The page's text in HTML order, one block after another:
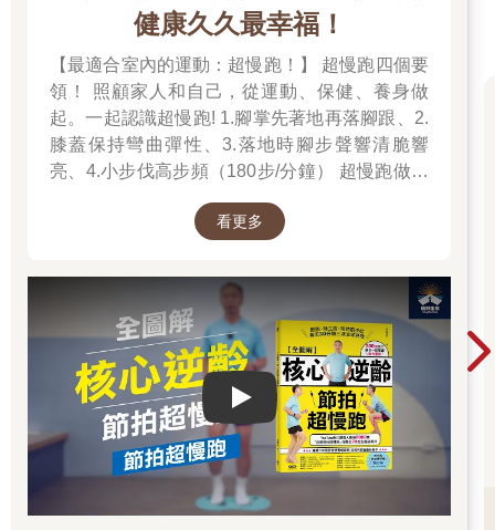
健康久久最幸福！
【最適合室內的運動：超慢跑！】 超慢跑四個要
領！ 照顧家人和自己，從運動、保健、養身做
起。一起認識超慢跑! 1.腳掌先著地再落腳跟、2.
膝蓋保持彎曲彈性、3.落地時腳步聲響清脆響
亮、4.小步伐高步頻（180步/分鐘） 超慢跑做對
看更多
Play video